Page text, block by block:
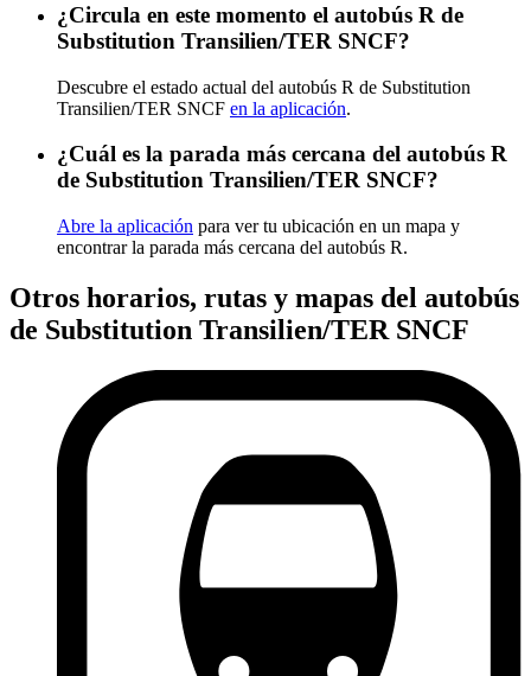
¿Circula en este momento el autobús R de
Substitution Transilien/TER SNCF?
Descubre el estado actual del autobús R de Substitution
Transilien/TER SNCF en la aplicación.
¿Cuál es la parada más cercana del autobús R
de Substitution Transilien/TER SNCF?
Abre la aplicación para ver tu ubicación en un mapa y
encontrar la parada más cercana del autobús R.
Otros horarios, rutas y mapas del autobús
de Substitution Transilien/TER SNCF